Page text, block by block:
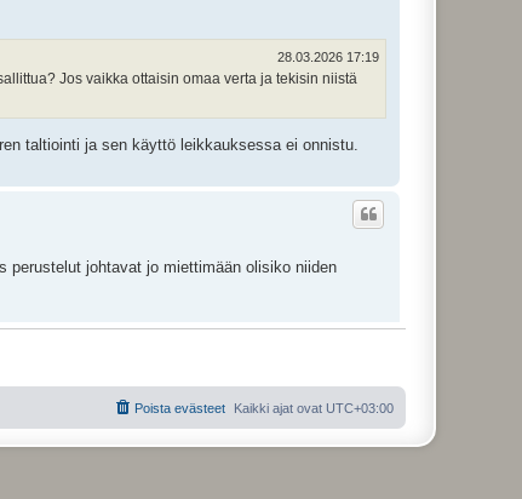
28.03.2026 17:19
Jos vaikka ottaisin omaa verta ja tekisin niistä
taltiointi ja sen käyttö leikkauksessa ei onnistu.
perustelut johtavat jo miettimään olisiko niiden
niin esiin, kun ei ole sitä tullut nostaaneeksi. Kuten
sallittua? Jos vaikka ottaisin omaa verta ja tekisin
Kaikki ajat ovat UTC+03:00
Poista evästeet